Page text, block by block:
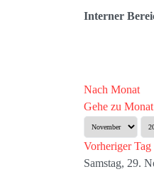
Interner
Nach Monat
Gehe zu Monat
Vorheriger Tag
Samstag, 29.